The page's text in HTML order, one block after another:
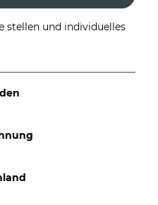
stellen und individuelles